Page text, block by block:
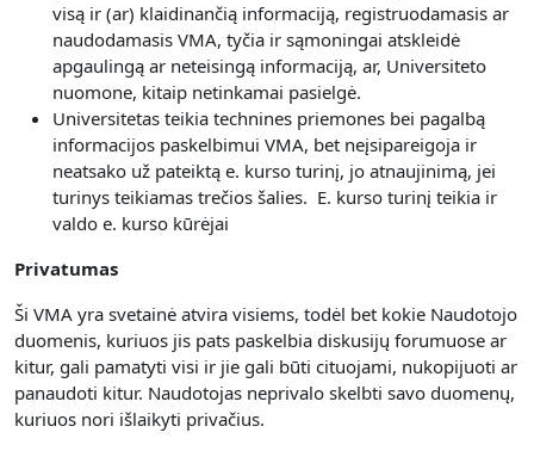
visą ir (ar) klaidinančią informaciją, registruodamasis ar
naudodamasis VMA, tyčia ir sąmoningai atskleidė
apgaulingą ar neteisingą informaciją, ar, Universiteto
nuomone, kitaip netinkamai pasielgė.
Universitetas teikia technines priemones bei pagalbą
informacijos paskelbimui VMA, bet neįsipareigoja ir
neatsako už pateiktą e. kurso turinį, jo atnaujinimą, jei
turinys teikiamas trečios šalies. E. kurso turinį teikia ir
valdo e. kurso kūrėjai
Privatumas
Ši VMA yra svetainė atvira visiems, todėl bet kokie Naudotojo
duomenis, kuriuos jis pats paskelbia diskusijų forumuose ar
kitur, gali pamatyti visi ir jie gali būti cituojami, nukopijuoti ar
panaudoti kitur. Naudotojas neprivalo skelbti savo duomenų,
kuriuos nori išlaikyti privačius.